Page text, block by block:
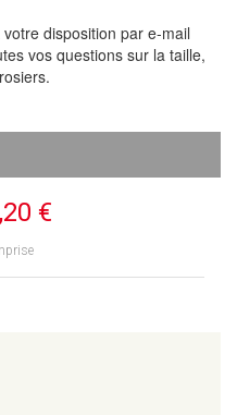
disposition par e-mail
vos questions sur la taille,
€